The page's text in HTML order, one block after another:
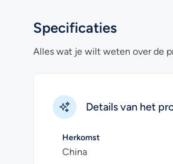
erwten poeder ook toevoegen
Let op:Dit product is geen
Specificaties
Alles wat je wilt weten over de
Details van het
Herkomst
China